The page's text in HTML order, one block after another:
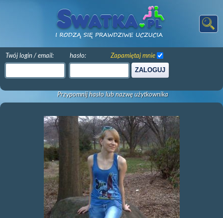
Twój login / email: hasło:
ZALOGUJ
Zapamiętaj mnie
Przypomnij hasło lub nazwę użytkownika